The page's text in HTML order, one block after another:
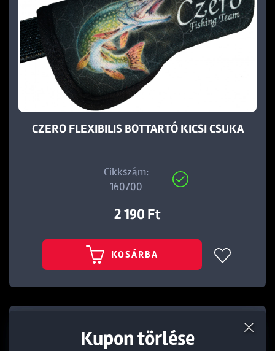
CZERO FLEXIBILIS BOTTARTÓ KICSI CSUKA
Cikkszám:
160700
2 190 Ft
KOSÁRBA
Termék törlése a kosárból
Kedvezmény törlése
Kupon törlése